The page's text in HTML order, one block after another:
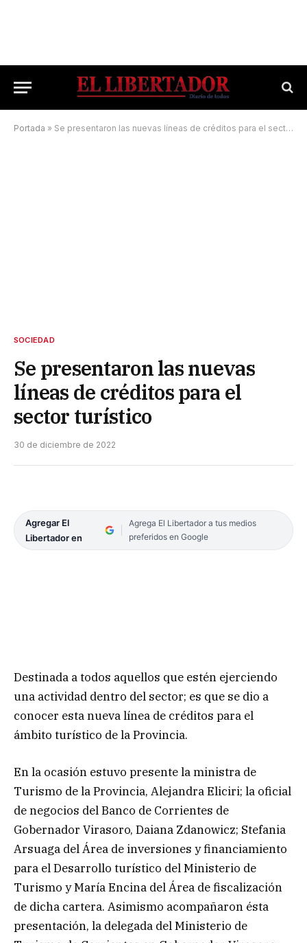
Portada » Se presentaron las nuevas líneas de créditos para el sector turístico
SOCIEDAD
Se presentaron las nuevas
líneas de créditos para el
sector turístico
30 de diciembre de 2022
Agregar El
Libertador en
Agrega El Libertador a tus medios
preferidos en Google
Destinada a todos aquellos que estén ejerciendo
una actividad dentro del sector; es que se dio a
conocer esta nueva línea de créditos para el
ámbito turístico de la Provincia.
En la ocasión estuvo presente la ministra de
Turismo de la Provincia, Alejandra Eliciri; la oficial
de negocios del Banco de Corrientes de
Gobernador Virasoro, Daiana Zdanowicz; Stefania
Arsuaga del Área de inversiones y financiamiento
para el Desarrollo turístico del Ministerio de
Turismo y María Encina del Área de fiscalización
de dicha cartera. Asimismo acompañaron ésta
presentación, la delegada del Ministerio de